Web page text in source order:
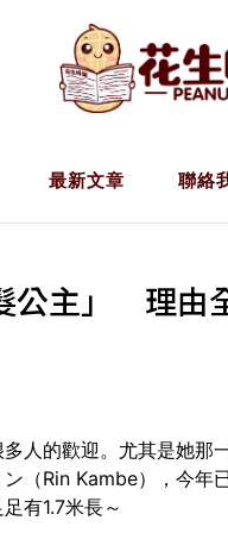
最新文章 聯絡
公主」 理由
人的歡迎。尤其是她那
（Rin Kambe），今年
有1.7米長～